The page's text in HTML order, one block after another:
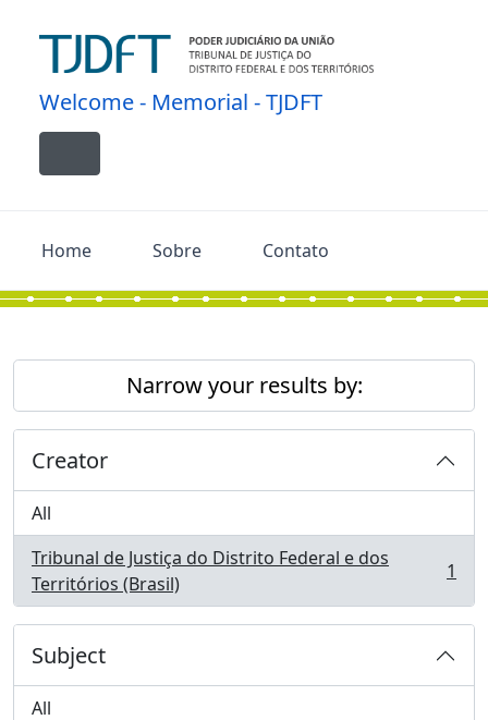
Welcome - Memorial - TJDFT
Toggle navigation
Home Sobre Contato
Narrow your results by:
Creator
All
Tribunal de Justiça do Distrito Federal e dos
Territórios (Brasil)
, 1 results 1
Subject
All